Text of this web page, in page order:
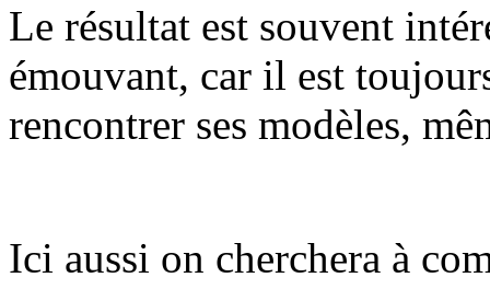
Le résultat est souvent
émouvant, car il est
rencontrer ses modèles,
Ici aussi on cherchera à